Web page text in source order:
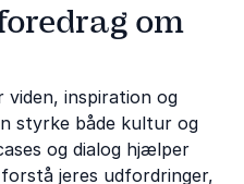
om
viden, inspiration og
styrke både kultur og
og dialog hjælper
jeres udfordringer,